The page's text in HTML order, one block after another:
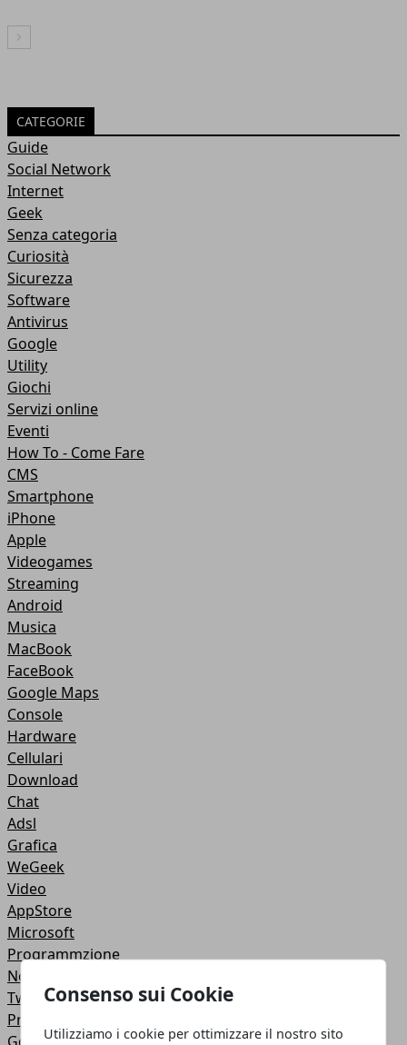
Consenso sui Cookie
Utilizziamo i cookie per ottimizzare il nostro sito
Articolo Successivo
CATEGORIE
Guide
Social Network
Internet
Geek
Senza categoria
Curiosità
Sicurezza
Software
Antivirus
Google
Utility
Giochi
Servizi online
Eventi
How To - Come Fare
CMS
Smartphone
iPhone
Apple
Videogames
Streaming
Android
Musica
MacBook
FaceBook
Google Maps
Console
Hardware
Cellulari
Download
Chat
Adsl
Grafica
WeGeek
Video
AppStore
Microsoft
Programmzione
Nokia
Twitter
Privacy